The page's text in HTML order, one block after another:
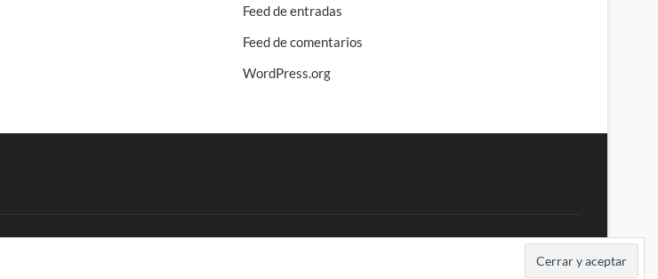
Feed de entradas
Feed de comentarios
WordPress.org